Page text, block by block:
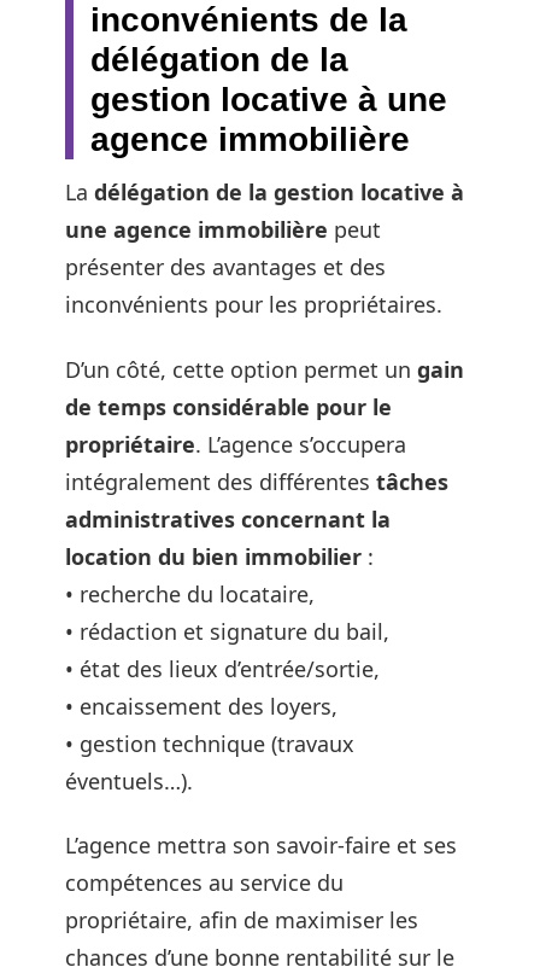
inconvénients de la
délégation de la
gestion locative à une
agence immobilière
La délégation de la gestion locative à
une agence immobilière peut
présenter des avantages et des
inconvénients pour les propriétaires.
D’un côté, cette option permet un gain
de temps considérable pour le
propriétaire. L’agence s’occupera
intégralement des différentes tâches
administratives concernant la
location du bien immobilier :
• recherche du locataire,
• rédaction et signature du bail,
• état des lieux d’entrée/sortie,
• encaissement des loyers,
• gestion technique (travaux
éventuels…).
L’agence mettra son savoir-faire et ses
compétences au service du
propriétaire, afin de maximiser les
chances d’une bonne rentabilité sur le